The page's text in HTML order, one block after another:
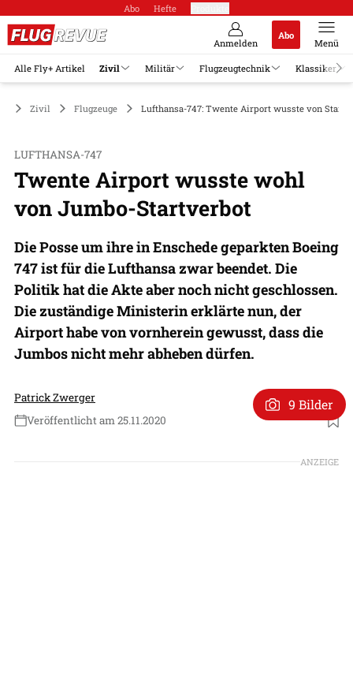
Abo Hefte
Anmelden
Abo
Menü
Alle Fly+ Artikel Zivil Militär Flugzeugtechnik Klassiker
Zivil Flugzeuge Lufthansa-747: Twente Airport wusste von
LUFTHANSA-747
Twente Airport wusste wohl
von Jumbo-Startverbot
Die Posse um ihre in Enschede geparkten Boeing
747 ist für die Lufthansa zwar beendet. Die
Politik hat die Akte aber noch nicht geschlossen.
Die zuständige Ministerin erklärte nun, der
Airport habe von vornherein gewusst, dass die
Jumbos nicht mehr abheben dürfen.
Patrick Zwerger
Veröffentlicht am 25.11.2020
Foto: Twente Airport
9 Bilder
ANZEIGE